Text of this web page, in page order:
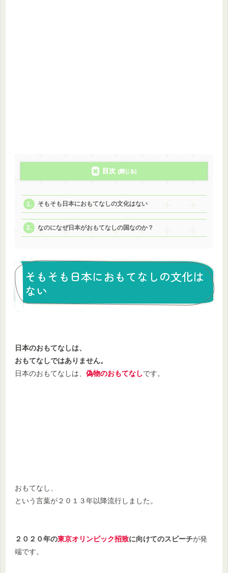
目次
そもそも日本におもてなしの文化はない
なのになぜ日本がおもてなしの国なのか？
そもそも日本におもてなしの文化は
ない
日本のおもてなしは、
おもてなしではありません。
日本のおもてなしは、 偽物のおもてなしです。
おもてなし、
という言葉が２０１３年以降流行しました。
２０２０年の東京オリンピック招致に向けてのスピーチが発
端です。